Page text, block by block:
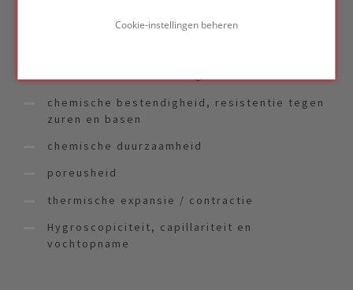
Cookie-instellingen beheren
chemische bestendigheid, resistentie tegen
zuren en basen
chemische duurzaamheid
poreusheid
thermische expansie / contractie
Hygroscopiciteit, capillariteit en
vochtopname